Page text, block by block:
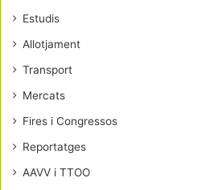
Estudis
Allotjament
Transport
Mercats
Fires i Congressos
Reportatges
AAVV i TTOO